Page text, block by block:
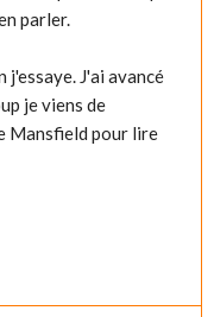
parler.
j'essaye. J'ai avancé
je viens de
Mansfield pour lire